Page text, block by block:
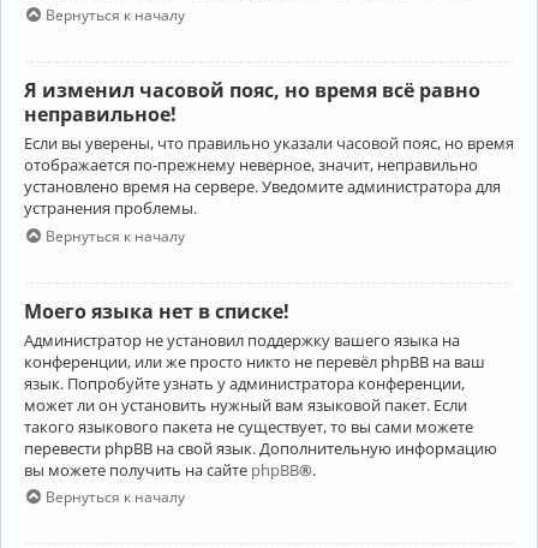
Вернуться к началу
Я изменил часовой пояс, но время всё равно
неправильное!
Если вы уверены, что правильно указали часовой пояс, но время
отображается по-прежнему неверное, значит, неправильно
установлено время на сервере. Уведомите администратора для
устранения проблемы.
Вернуться к началу
Моего языка нет в списке!
Администратор не установил поддержку вашего языка на
конференции, или же просто никто не перевёл phpBB на ваш
язык. Попробуйте узнать у администратора конференции,
может ли он установить нужный вам языковой пакет. Если
такого языкового пакета не существует, то вы сами можете
перевести phpBB на свой язык. Дополнительную информацию
вы можете получить на сайте phpBB®.
Вернуться к началу